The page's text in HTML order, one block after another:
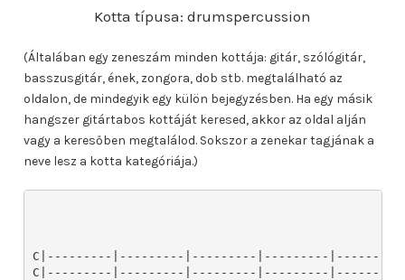
Kotta típusa: drumspercussion
(Általában egy zeneszám minden kottája: gitár, szólógitár,
basszusgitár, ének, zongora, dob stb. megtalálható az
oldalon, de mindegyik egy külön bejegyzésben. Ha egy másik
hangszer gitártabos kottáját keresed, akkor az oldal alján
vagy a keresőben megtalálod. Sokszor a zenekar tagjának a
neve lesz a kotta kategóriája.)
C|---------|---------|---------|---------
C|---------|---------|---------|---------